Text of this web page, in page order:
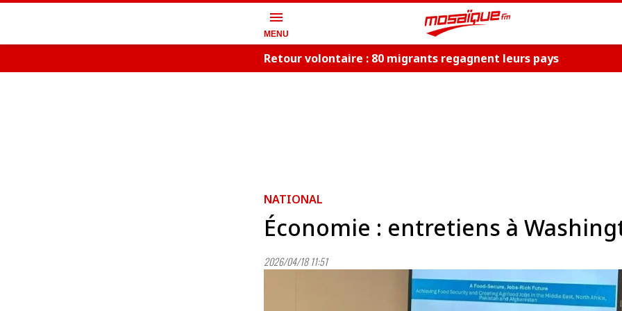
menu
MENU
Retour volontaire : 80 migrants regagnent leurs pays
NATIONAL
Économie : entretiens à
2026/04/18 11:51